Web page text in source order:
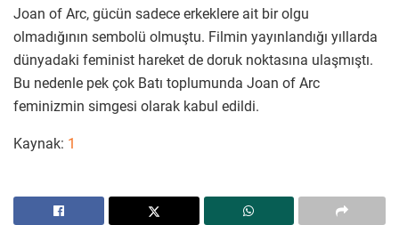
Joan of Arc, gücün sadece erkeklere ait bir olgu
olmadığının sembolü olmuştu. Filmin yayınlandığı yıllarda
dünyadaki feminist hareket de doruk noktasına ulaşmıştı.
Bu nedenle pek çok Batı toplumunda Joan of Arc
feminizmin simgesi olarak kabul edildi.
Kaynak: 1